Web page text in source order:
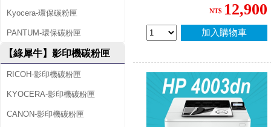
Kyocera-環保碳粉匣
PANTUM-環保碳粉匣
【綠犀牛】影印機碳粉匣
RICOH-影印機碳粉匣
KYOCERA-影印機碳粉匣
CANON-影印機碳粉匣
NT$ 12,900
加入購物車